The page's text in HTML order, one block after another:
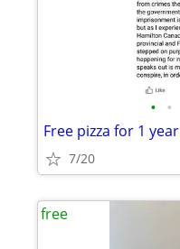
• •
Free pizza for 1 year
7/20
free